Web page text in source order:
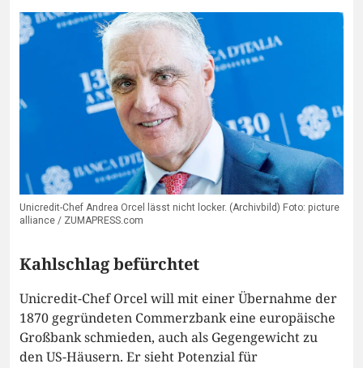
Unicredit-Chef Andrea Orcel lässt nicht locker. (Archivbild) Foto: picture
alliance / ZUMAPRESS.com
Kahlschlag befürchtet
Unicredit-Chef Orcel will mit einer Übernahme der
1870 gegründeten Commerzbank eine europäische
Großbank schmieden, auch als Gegengewicht zu
den US-Häusern. Er sieht Potenzial für